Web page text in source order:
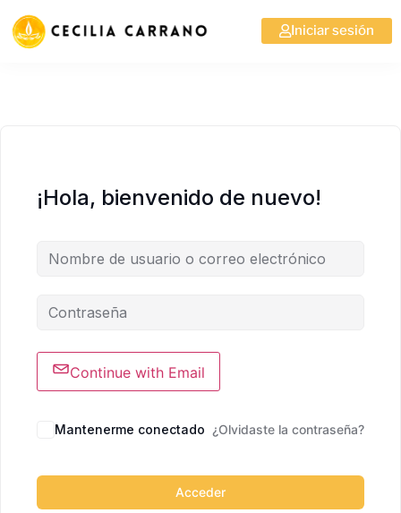
Iniciar sesión
¡Hola, bienvenido de nuevo!
Continue with Email
Mantenerme conectado ¿Olvidaste la contraseña?
Acceder